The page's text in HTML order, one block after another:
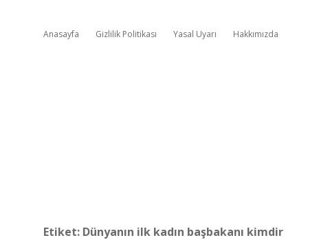
Anasayfa Gizlilik Politikası Yasal Uyarı Hakkımızda
Etiket: Dünyanın ilk kadın başbakanı kimdir